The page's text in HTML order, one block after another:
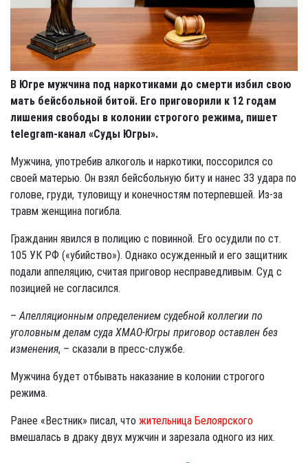
В Югре мужчина под наркотиками до смерти избил свою
мать бейсбольной битой. Его приговорили к 12 годам
лишения свободы в колонии строгого режима, пишет
telegram-канал «Суды Югры».
Мужчина, употребив алкоголь и наркотики, поссорился со
своей матерью. Он взял бейсбольную биту и нанес 33 удара по
голове, груди, туловищу и конечностям потерпевшей. Из-за
травм женщина погибла.
Гражданин явился в полицию с повинной. Его осудили по ст.
105 УК РФ («убийство»). Однако осужденный и его защитник
подали аппеляцию, считая приговор несправедливым. Суд с
позицией не согласился.
– Апелляционным определением судебной коллегии по
уголовным делам суда ХМАО-Югры приговор оставлен без
изменения, – сказали в пресс-службе.
Мужчина будет отбывать наказание в колонии строгого
режима.
Ранее «Вестник» писал, что жительница Белоярского
вмешалась в драку двух мужчин и зарезала одного из них.